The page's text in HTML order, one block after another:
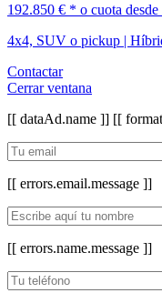
192.850 € * o cuota desde
4x4, SUV o pickup |
Contactar
Cerrar ventana
[[ dataAd.name ]] [[
[[ errors.email.message ]]
[[ errors.name.message ]]